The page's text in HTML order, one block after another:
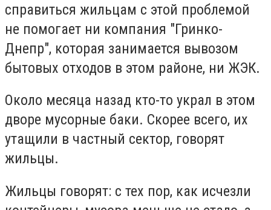
справиться жильцам с этой проблемой
не помогает ни компания "Гринко-
Днепр", которая занимается вывозом
бытовых отходов в этом районе, ни ЖЭК.
Около месяца назад кто-то украл в этом
дворе мусорные баки. Скорее всего, их
утащили в частный сектор, говорят
жильцы.
Жильцы говорят: с тех пор, как исчезли